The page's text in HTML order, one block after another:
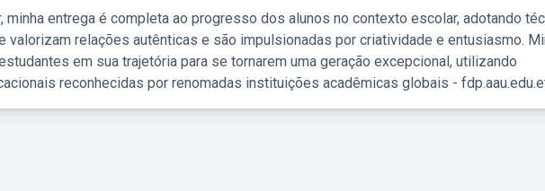
minha entrega é completa ao progresso dos alunos no contexto escolar, adotando
valorizam relações autênticas e são impulsionadas por criatividade e entusiasmo.
em sua trajetória para se tornarem uma geração excepcional, utilizando
reconhecidas por renomadas instituições acadêmicas globais -